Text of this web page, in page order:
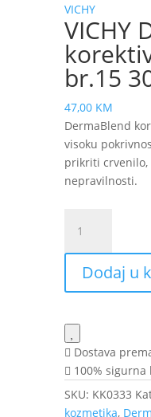
VICHY
VICHY
br.15
47,00 KM
DermaBlend
visoku
prikriti
nepravilnosti.
DermaBlend
korektivna
podloga
br.15
ml
količina
Dodaj u
Dostava
100% sigurna
SKU: KK0333
kozmetika,